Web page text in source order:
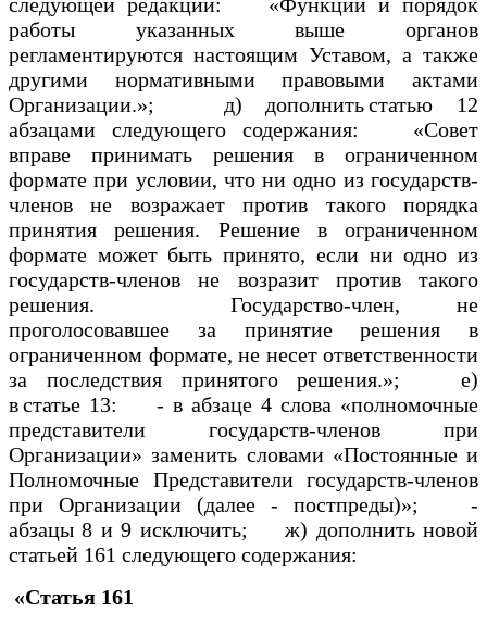
работы указанных выше органов
регламентируются настоящим Уставом, а также
другими нормативными правовыми актами
Организации.»; д) дополнить статью 12
абзацами следующего содержания: «Совет
вправе принимать решения в ограниченном
формате при условии, что ни одно из государств-
членов не возражает против такого порядка
принятия решения. Решение в ограниченном
формате может быть принято, если ни одно из
государств-членов не возразит против такого
решения. Государство-член, не
проголосовавшее за принятие решения в
ограниченном формате, не несет ответственности
за последствия принятого решения.»; е)
в статье 13: - в абзаце 4 слова «полномочные
представители государств-членов при
Организации» заменить словами «Постоянные и
Полномочные Представители государств-членов
при Организации (далее - постпреды)»; -
абзацы 8 и 9 исключить; ж) дополнить новой
статьей 161 следующего содержания:
«Статья 161